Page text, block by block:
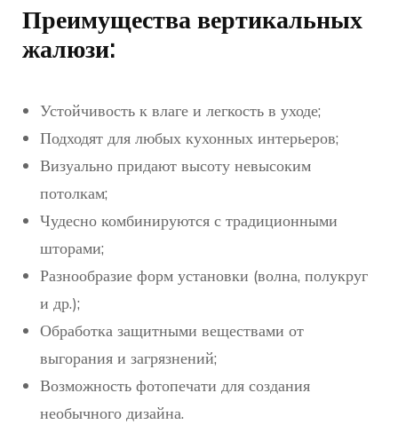
Преимущества вертикальных
жалюзи:
Устойчивость к влаге и легкость в уходе;
Подходят для любых кухонных интерьеров;
Визуально придают высоту невысоким
потолкам;
Чудесно комбинируются с традиционными
шторами;
Разнообразие форм установки (волна, полукруг
и др.);
Обработка защитными веществами от
выгорания и загрязнений;
Возможность фотопечати для создания
необычного дизайна.